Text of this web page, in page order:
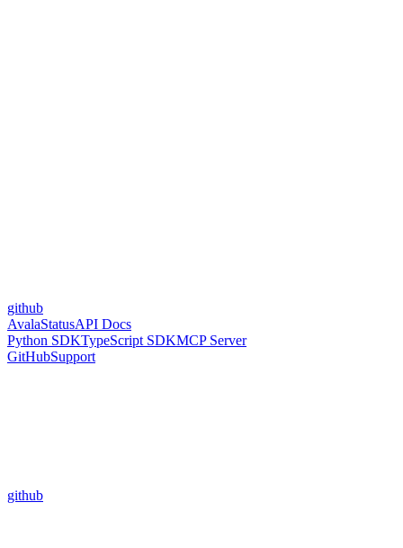
github
AvalaStatusAPI Docs
Python SDKTypeScript SDKMCP Server
GitHubSupport
github